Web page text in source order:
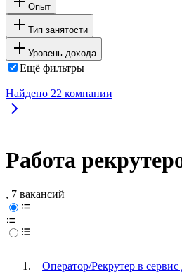
Опыт
Тип занятости
Уровень дохода
Ещё фильтры
Найдено 22 компании
Работа
, 7 вакансий
Оператор/Рекрутер в